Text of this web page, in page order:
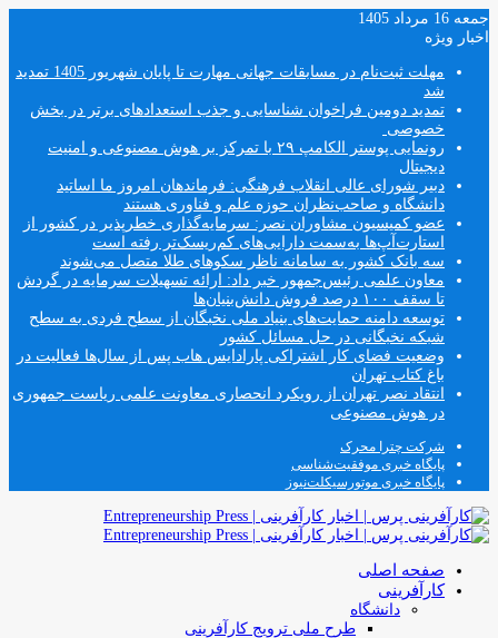
جمعه 16 مرداد 1405
اخبار ویژه
مهلت ثبت‌نام در مسابقات جهانی مهارت تا پایان شهریور 1405 تمدید
شد
تمدید دومین فراخوان شناسایی و جذب استعدادهای برتر در بخش
خصوصی
رونمایی پوستر الکامپ ۲۹ با تمرکز بر هوش مصنوعی و امنیت
دیجیتال
دبیر شورای عالی انقلاب فرهنگی: فرماندهان امروز ما اساتید
دانشگاه و صاحب‌نظران حوزه علم و فناوری هستند
عضو کمیسیون مشاوران نصر: سرمایه‌گذاری خطرپذیر در کشور از
استارت‌آپ‌ها به‌سمت دارایی‌های کم‌ریسک‌تر رفته است
سه بانک کشور به سامانه ناظر سکوهای طلا متصل می‌شوند
معاون علمی رئیس‌جمهور خبر داد: ارائه تسهیلات سرمایه در گردش
تا سقف ۱۰۰ درصد فروش دانش‌بنیان‌ها
توسعه دامنه حمایت‌های بنیاد ملی نخبگان از سطح فردی به سطح
شبکه نخبگانی در حل مسائل کشور
وضعیت فضای کار اشتراکی پارادایس هاب پس از سال‌ها فعالیت در
باغ کتاب تهران
انتقاد نصر تهران از رویکرد انحصاری معاونت علمی ریاست جمهوری
در هوش مصنوعی
شرکت چترا محرک
پایگاه خبری موفقیت‌شناسی
پایگاه خبری موتورسیکلت‌نیوز
صفحه اصلی
کارآفرینی
دانشگاه
طرح ملی ترویج کارآفرینی